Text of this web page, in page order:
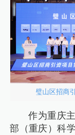
璧山区招商
作为重庆
部（重庆）科